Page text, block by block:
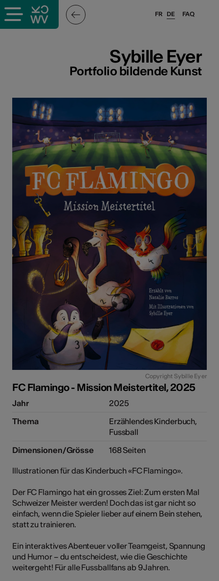
Kunst
FAQ
FR DE
Sybille Eyer
Portfolio bildende Kunst
Copyright Sybille Eyer
FC Flamingo - Mission Meistertitel, 2025
Jahr
2025
Thema
Erzählendes Kinderbuch,
Fussball
Dimensionen/Grösse
168 Seiten
Illustrationen für das Kinderbuch «FC Flamingo».
Der FC Flamingo hat ein grosses Ziel: Zum ersten Mal
Schweizer Meister werden! Doch das ist gar nicht so
einfach, wenn die Spieler lieber auf einem Bein stehen,
statt zu trainieren.
Ein interaktives Abenteuer voller Teamgeist, Spannung
und Humor – du entscheidest, wie die Geschichte
weitergeht! Für alle Fussballfans ab 9 Jahren.